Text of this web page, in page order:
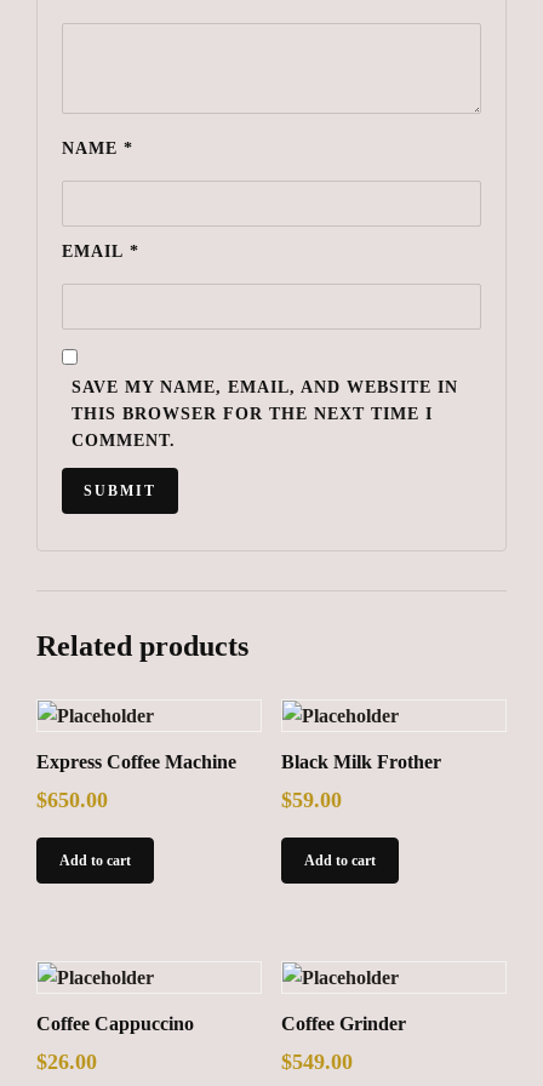
NAME *
EMAIL *
SAVE MY NAME, EMAIL, AND WEBSITE IN
THIS BROWSER FOR THE NEXT TIME I
COMMENT.
Related products
Express Coffee Machine
$650.00
Add to cart
Black Milk Frother
$59.00
Add to cart
Coffee Cappuccino
$26.00
Coffee Grinder
$549.00